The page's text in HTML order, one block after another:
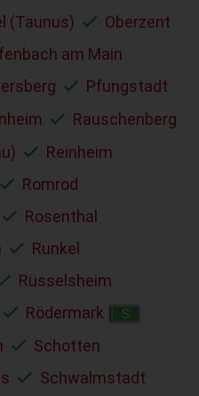
(Taunus)
Oberzent
am Main
Pfungstadt
Rauschenberg
Reinheim
Romrod
Rosenthal
Runkel
Rüsselsheim
Rödermark S
Schotten
Schwalmstadt